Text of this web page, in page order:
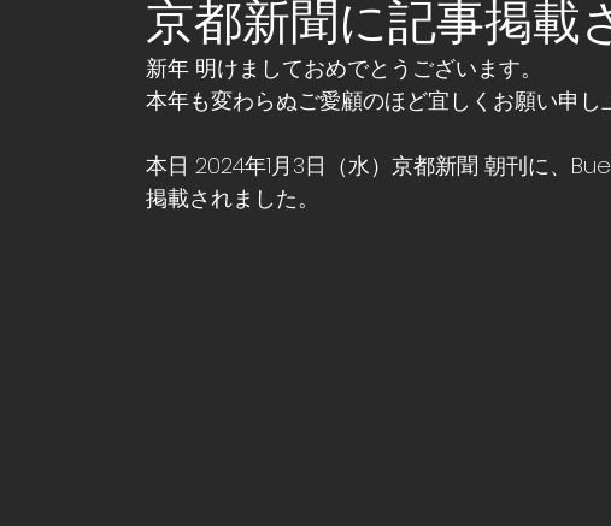
京都新聞に記事掲載
新年 明けましておめでとうございます。
本年も変わらぬご愛顧のほど宜しくお願い申し
本日 2024年1月3日（水）京都新聞 朝刊に、
掲載されました。